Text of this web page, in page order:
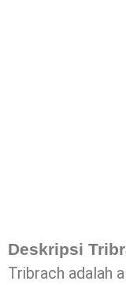
Deskripsi
Tribrach adalah